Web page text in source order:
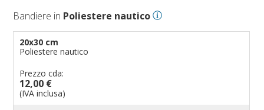
Bandiere per eventi religiosi
Bandiere per ambasciate
Bandiere per riserve naturali e parchi
Bandiere per musicisti
Bandiere in Poliestere nautico
20x30 cm
Poliestere nautico
Prezzo cda:
12,00 €
(IVA inclusa)